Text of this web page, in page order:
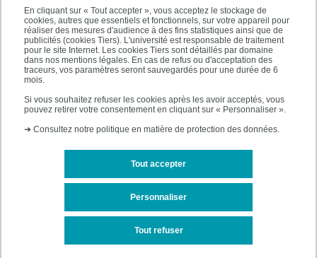
En cliquant sur « Tout accepter », vous acceptez le stockage de
cookies, autres que essentiels et fonctionnels, sur votre appareil pour
réaliser des mesures d'audience à des fins statistiques ainsi que de
publicités (cookies Tiers). L'université est responsable de traitement
pour le site Internet. Les cookies Tiers sont détaillés par domaine
dans nos mentions légales. En cas de refus ou d'acceptation des
traceurs, vos paramètres seront sauvegardés pour une durée de 6
mois.
Si vous souhaitez refuser les cookies après les avoir acceptés, vous
pouvez retirer votre consentement en cliquant sur « Personnaliser ».
➜ Consultez notre politique en matière de protection des données.
Tout accepter
Tout refuser
Personnaliser
SUIVEZ-NOUS
Plan d'accès
Plan du site